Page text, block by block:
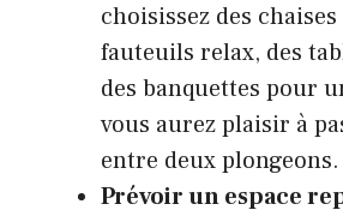
choisissez des
fauteuils relax, des
des banquettes pour
vous aurez plaisir à
entre deux plongeons.
Prévoir un espace